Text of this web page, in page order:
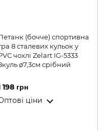
(бочче) спортивна
8 сталевих кульок у
чохлі Zelart IG-5333
ø7,3см срібний
198 грн
ціни